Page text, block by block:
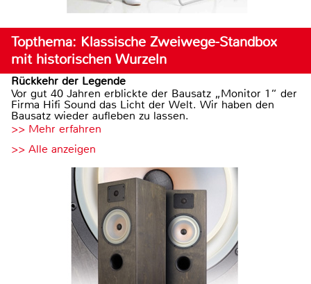
Topthema: Klassische Zweiwege-Standbox
mit historischen Wurzeln
Rückkehr der Legende
Vor gut 40 Jahren erblickte der Bausatz „Monitor 1“ der
Firma Hifi Sound das Licht der Welt. Wir haben den
Bausatz wieder aufleben zu lassen.
>> Mehr erfahren
>> Alle anzeigen